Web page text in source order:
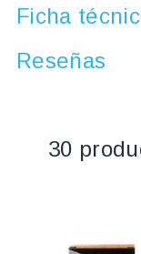
Ficha
Reseñas
30